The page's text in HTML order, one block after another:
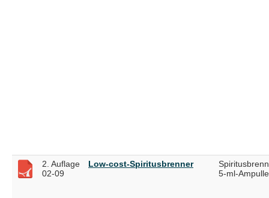
2. Auflage
02-09
Low-cost-Spiritusbrenner
5-ml-